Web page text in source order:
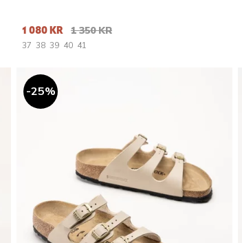
1 080 KR 1 350 KR
37 38 39 40 41
25%